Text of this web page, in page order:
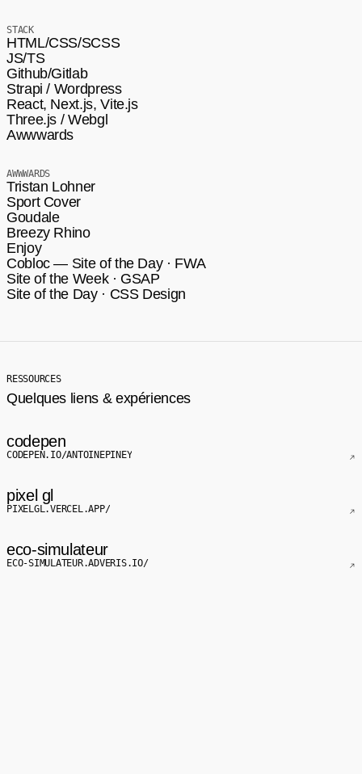
STACK
HTML/CSS/SCSS
JS/TS
Github/Gitlab
Strapi / Wordpress
React, Next.js, Vite.js
Three.js / Webgl
Awwwards
AWWWARDS
Tristan Lohner
Sport Cover
Goudale
Breezy Rhino
Enjoy
Cobloc — Site of the Day · FWA
Site of the Week · GSAP
Site of the Day · CSS Design
RESSOURCES
Quelques liens & expériences
codepen
CODEPEN.IO/ANTOINEPINEY
pixel gl
PIXELGL.VERCEL.APP/
eco-simulateur
ECO-SIMULATEUR.ADVERIS.IO/